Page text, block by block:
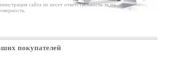
сайта не несет ответственность за их
покупателей